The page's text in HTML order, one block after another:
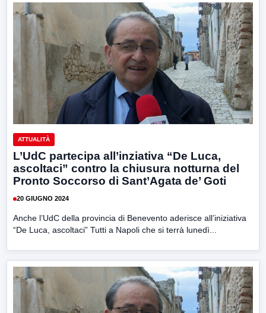
ATTUALITÀ
L’UdC partecipa all’inziativa “De Luca,
ascoltaci” contro la chiusura notturna del
Pronto Soccorso di Sant’Agata de’ Goti
20 GIUGNO 2024
Anche l’UdC della provincia di Benevento aderisce all’iniziativa
“De Luca, ascoltaci” Tutti a Napoli che si terrà lunedì...